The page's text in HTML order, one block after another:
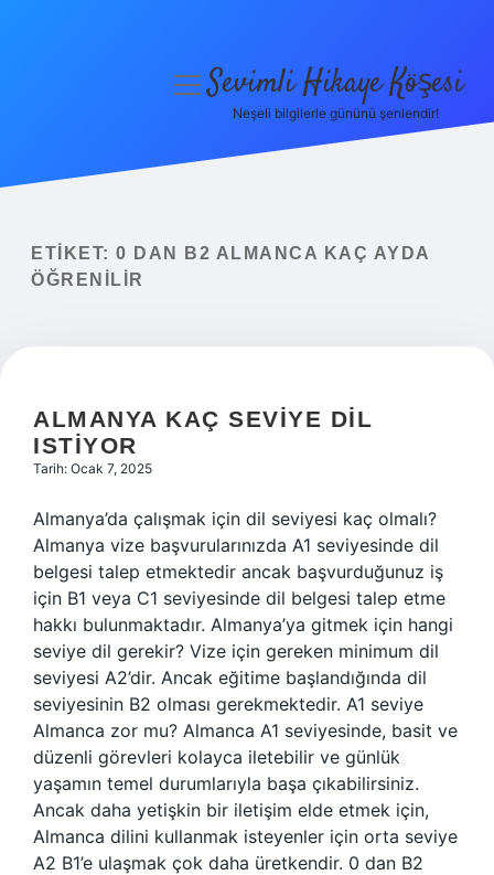
Yasal Uyarı
menüyüSevimli Hikaye Köşesi
Neşeli bilgilerle gününü şenlendir!
ETIKET: 0 DAN B2 ALMANCA KAÇ AYDA
ÖĞRENILIR
ALMANYA KAÇ SEVIYE DIL
ISTIYOR
Tarih: Ocak 7, 2025
Almanya’da çalışmak için dil seviyesi kaç olmalı?
Almanya vize başvurularınızda A1 seviyesinde dil
belgesi talep etmektedir ancak başvurduğunuz iş
için B1 veya C1 seviyesinde dil belgesi talep etme
hakkı bulunmaktadır. Almanya’ya gitmek için hangi
seviye dil gerekir? Vize için gereken minimum dil
seviyesi A2’dir. Ancak eğitime başlandığında dil
seviyesinin B2 olması gerekmektedir. A1 seviye
Almanca zor mu? Almanca A1 seviyesinde, basit ve
düzenli görevleri kolayca iletebilir ve günlük
yaşamın temel durumlarıyla başa çıkabilirsiniz.
Ancak daha yetişkin bir iletişim elde etmek için,
Almanca dilini kullanmak isteyenler için orta seviye
A2 B1’e ulaşmak çok daha üretkendir. 0 dan B2